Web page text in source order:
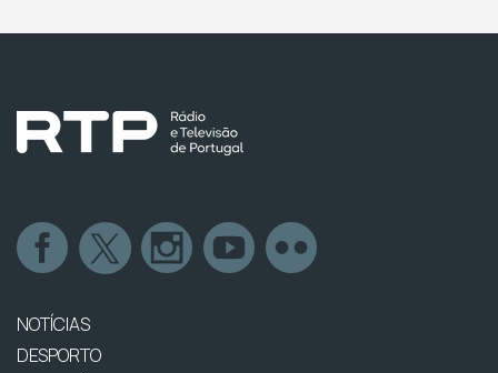
NOTÍCIAS
DESPORTO